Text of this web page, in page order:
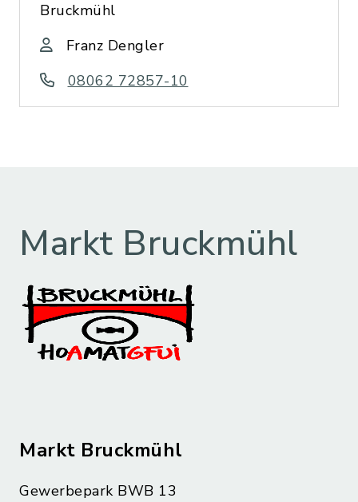
Bruckmühl
Franz Dengler
08062 72857-10
Markt Bruckmühl
Markt Bruckmühl
Gewerbepark BWB 13